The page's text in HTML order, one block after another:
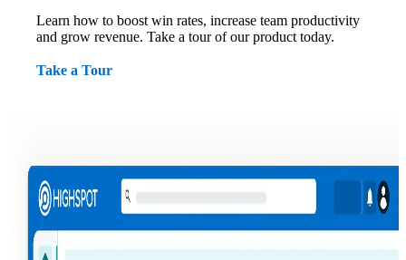
Learn how to boost win rates, increase team productivity
and grow revenue. Take a tour of our product today.
Take a Tour